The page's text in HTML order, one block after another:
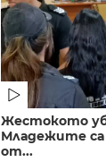
Жестокото
Младежите са
от...